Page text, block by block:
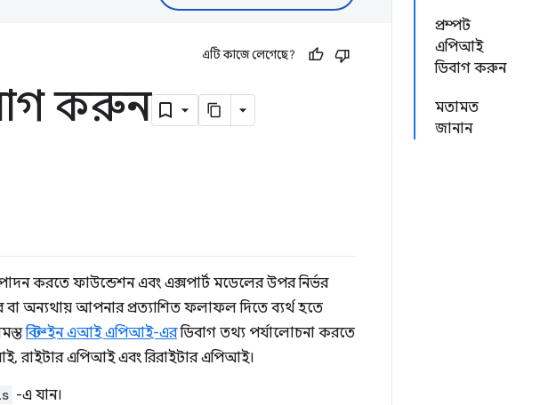
প্রম্পট
এপিআই
ডিবাগ করুন
মতামত
জানান
এটি কাজে লেগেছে?
করুন
করতে ফাউন্ডেশন এবং এক্সপার্ট মডেলের উপর নির্ভর
অন্যথায় আপনার প্রত্যাশিত ফলাফল দিতে ব্যর্থ হতে
বিল্ট-ইন এআই এপিআই-এরডিবাগ তথ্য পর্যালোচনা করতে
রাইটার এপিআই এবং রিরাইটার এপিআই।
-এ যান।